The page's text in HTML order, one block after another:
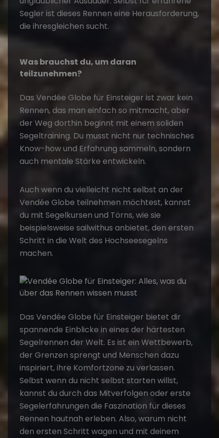
Segler ist dieses Rennen eine Herausforderung,
die ihresgleichen sucht.
Was brauchst du, um daran
teilzunehmen?
Das Vendée Globe für Einsteiger ist zwar kein
Rennen, das man einfach so mitmacht, aber
der Weg dorthin beginnt mit einem soliden
Segeltraining. Du musst nicht nur technisches
Know-how und Erfahrung sammeln, sondern
auch mentale Stärke entwickeln.
Auch wenn du vielleicht nicht selbst an der
Vendée Globe teilnehmen möchtest, kannst
du mit Segelkursen und Törns, wie sie
beispielsweise sailwithus anbietet, den ersten
Schritt in die Welt des Hochseesegelns
machen.
Das Vendée Globe für Einsteiger bietet dir
spannende Einblicke in eines der härtesten
Segelrennen der Welt. Es ist ein Wettbewerb,
der Grenzen sprengt und Menschen dazu
inspiriert, ihre Komfortzone zu verlassen.
Selbst wenn du nicht selbst starten willst,
kannst du durch das Mitverfolgen oder erste
Segelerfahrungen die Faszination für dieses
Rennen hautnah erleben. Also, warum nicht
den ersten Schritt wagen und mit deinem